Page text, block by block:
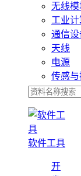
无线模
工业
通信设
天线
电源
传感与
软件工具
开